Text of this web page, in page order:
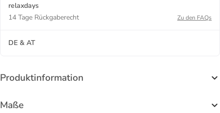
relaxdays
14 Tage Rückgaberecht
Zu den FAQs
DE & AT
Produktinformation
Maße